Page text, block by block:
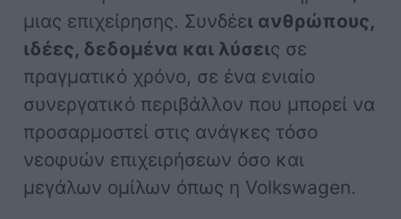
μιας επιχείρησης. Συνδέει ανθρώπους,
ιδέες, δεδομένα και λύσεις σε
πραγματικό χρόνο, σε ένα ενιαίο
συνεργατικό περιβάλλον που μπορεί να
προσαρμοστεί στις ανάγκες τόσο
νεοφυών επιχειρήσεων όσο και
μεγάλων ομίλων όπως η Volkswagen.